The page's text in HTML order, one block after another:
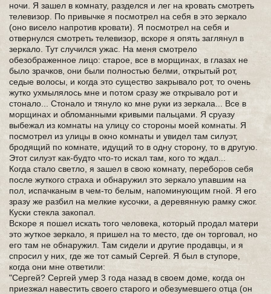
ночи. Я зашел в комнату, разделся и лег на кровать смотреть
телевизор. По привычке я посмотрел на себя в это зеркало
(оно висело напротив кровати). Я посмотрел на себя и
отвернулся смотреть телевизор, вскоре я опять заглянул в
зеркало. Тут случился ужас. На меня смотрело
обезображенное лицо: старое, все в морщинах, в глазах не
было зрачков, они были полностью белми, открытый рот,
седые волосы, и когда это существо закрывало рот, то очень
жутко ухмылялось мне и потом сразу же открывало рот и
стонало... Стонало и тянуло ко мне руки из зеркала... Все в
морщинах и обломанными кривыми пальцами. Я сруазу
выбежал из комнаты на улицу со стороны моей комнаты. Я
посмотрел из улицы в окно комнаты и увидел там силуэт,
бродящий по комнате, идущий то в одну сторону, то в другую.
Этот силуэт как-будто что-то искал там, кого то ждал...
Когда стало светло, я зашел в свою комнату, переборов себя
после жуткого страха и обнаружил это зеркало упавшим на
пол, испачканым в чем-то белым, напоминующим гной. Я его
зразу же разбил на мелкие кусочки, а деревянную рамку сжог.
Куски стекла закопал.
Вскоре я пошел искать того человека, который продал матери
это жуткое зеркало, я пришел на то место, где он торговал, но
его там не обнаружил. Там сидели и другие продавцы, и я
спросил у них, где же тот самый Сергей. Я был в ступоре,
когда они мне ответили:
"Сергей? Сергей умер 3 года назад в своем доме, когда он
приезжал навестить своего старого и обезумевшего отца (он